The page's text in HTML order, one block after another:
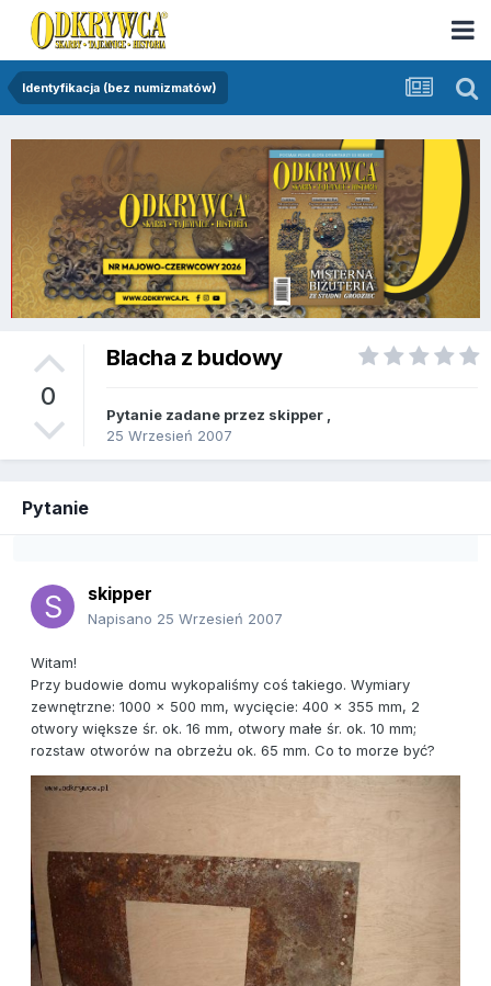
Identyfikacja (bez numizmatów)
0
Blacha z budowy
Pytanie zadane przez skipper
25 Wrzesień 2007
Pytanie
skipper
Napisano 25 Wrzesień 2007
Witam!
Przy budowie domu wykopaliśmy coś takiego. Wymiary
zewnętrzne: 1000 x 500 mm, wycięcie: 400 x 355 mm, 2
otwory większe śr. ok. 16 mm, otwory małe śr. ok. 10 mm;
rozstaw otworów na obrzeżu ok. 65 mm. Co to morze być?